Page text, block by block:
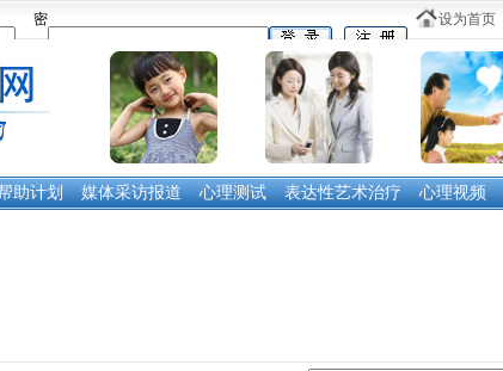
密 设为首页
助计划 媒体采访报道 心理测试 表达性艺术治疗 心理视频